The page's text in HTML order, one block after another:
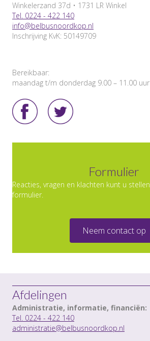
Winkelerzand 37d • 1731 LR Winkel
Tel. 0224 - 422 140
info@belbusnoordkop.nl
Inschrijving KvK: 50149709
Bereikbaar:
maandag t/m donderdag 9.00 – 11.00 uur
Formulier
Reacties, vragen en klachten kunt u
formulier.
Neem contact op
Afdelingen
Administratie, informatie, financiën:
Tel. 0224 - 422 140
administratie@belbusnoordkop.nl